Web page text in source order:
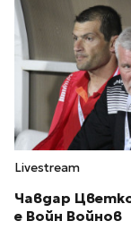
Livestream
Чавдар
е Войн Войнов